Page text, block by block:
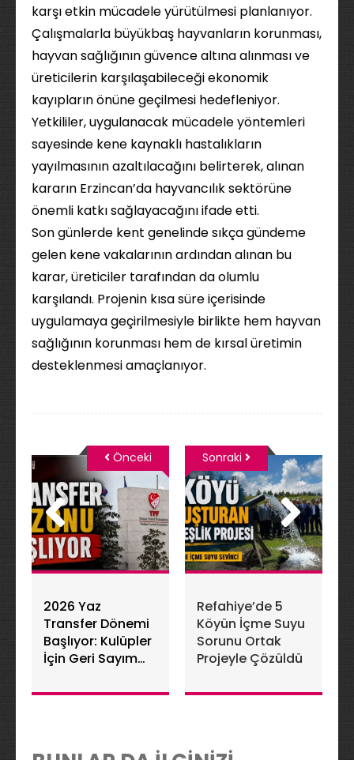
karşı etkin mücadele yürütülmesi planlanıyor.
Çalışmalarla büyükbaş hayvanların korunması,
hayvan sağlığının güvence altına alınması ve
üreticilerin karşılaşabileceği ekonomik
kayıpların önüne geçilmesi hedefleniyor.
Yetkililer, uygulanacak mücadele yöntemleri
sayesinde kene kaynaklı hastalıkların
yayılmasının azaltılacağını belirterek, alınan
kararın Erzincan’da hayvancılık sektörüne
önemli katkı sağlayacağını ifade etti.
Son günlerde kent genelinde sıkça gündeme
gelen kene vakalarının ardından alınan bu
karar, üreticiler tarafından da olumlu
karşılandı. Projenin kısa süre içerisinde
uygulamaya geçirilmesiyle birlikte hem hayvan
sağlığının korunması hem de kırsal üretimin
desteklenmesi amaçlanıyor.
2026 Yaz
Transfer Dönemi
Başlıyor: Kulüpler
İçin Geri Sayım
Önceki
Refahiye’de 5
Köyün İçme Suyu
Sorunu Ortak
Projeyle Çözüldü
Sonraki